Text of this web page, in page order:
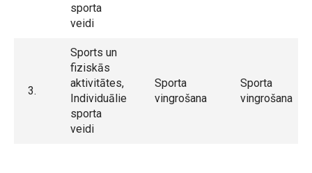
sporta
veidi
3.
Sports un
fiziskās
aktivitātes,
Individuālie
sporta
veidi
Sporta
vingrošana
Sporta
vingrošana